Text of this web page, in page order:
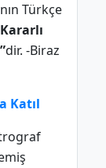
Türkçe
dir. -Biraz
Katıl